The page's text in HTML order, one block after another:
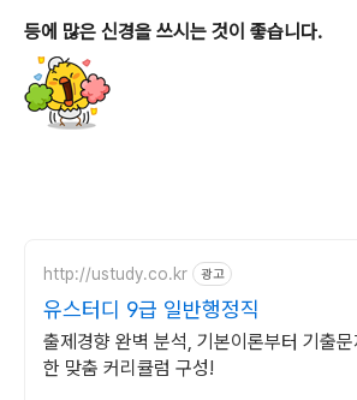
등에 많은 신경을 쓰시는 것이 좋습니다.
http://ustudy.co.kr 광고
유스터디 9급 일반행정직
출제경향 완벽 분석, 기본이론부터 기출문
한 맞춤 커리큘럼 구성!